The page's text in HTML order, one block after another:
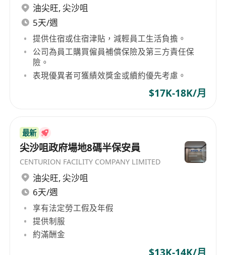
油尖旺, 尖沙咀
5天/週
提供住宿或住宿津貼，減輕員工生活負擔。
公司為員工購買僱員補償保險及第三方責任保
險。
表現優異者可獲績效獎金或續約優先考慮。
$17K-18K/月
最新
尖沙咀政府場地8碼半保安員
CENTURION FACILITY COMPANY LIMITED
油尖旺, 尖沙咀
6天/週
享有法定勞工假及年假
提供制服
約滿酬金
$13K-14K/月